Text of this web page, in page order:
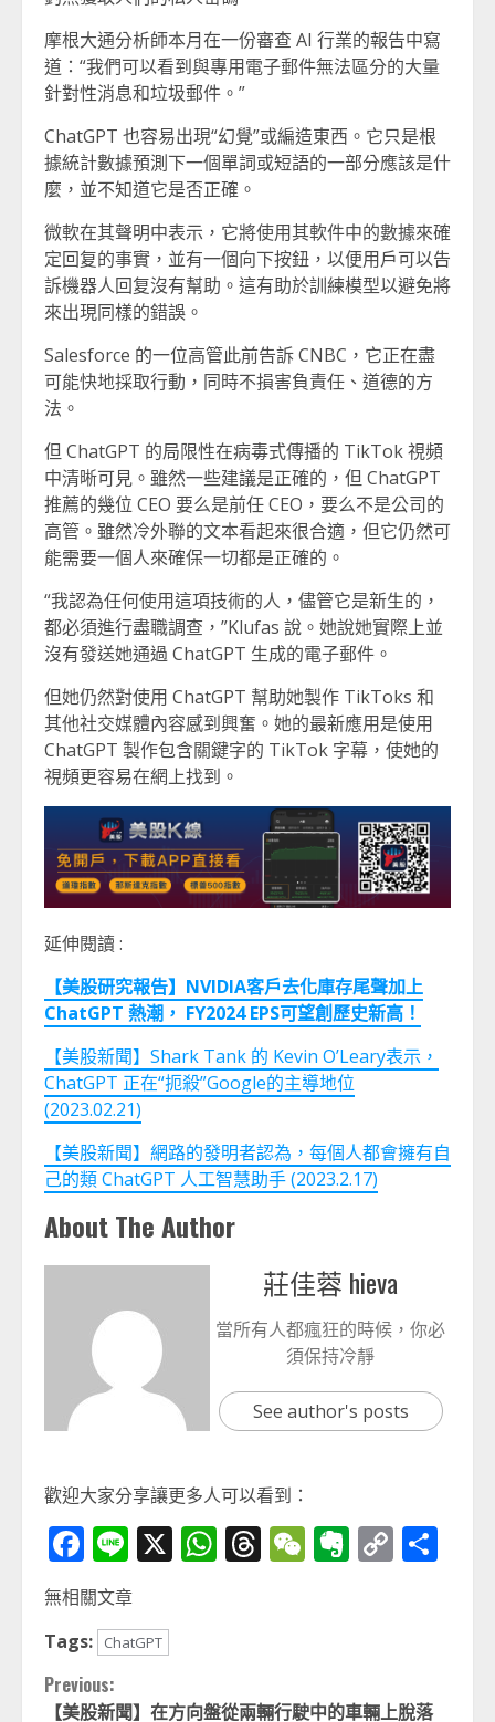
摩根大通分析師本月在一份審查 AI 行業的報告中寫
道：“我們可以看到與專用電子郵件無法區分的大量
針對性消息和垃圾郵件。”
ChatGPT 也容易出現“幻覺”或編造東西。它只是根
據統計數據預測下一個單詞或短語的一部分應該是什
麼，並不知道它是否正確。
微軟在其聲明中表示，它將使用其軟件中的數據來確
定回复的事實，並有一個向下按鈕，以便用戶可以告
訴機器人回复沒有幫助。這有助於訓練模型以避免將
來出現同樣的錯誤。
Salesforce 的一位高管此前告訴 CNBC，它正在盡
可能快地採取行動，同時不損害負責任、道德的方
法。
但 ChatGPT 的局限性在病毒式傳播的 TikTok 視頻
中清晰可見。雖然一些建議是正確的，但 ChatGPT
推薦的幾位 CEO 要么是前任 CEO，要么不是公司的
高管。雖然冷外聯的文本看起來很合適，但它仍然可
能需要一個人來確保一切都是正確的。
“我認為任何使用這項技術的人，儘管它是新生的，
都必須進行盡職調查，”Klufas 說。她說她實際上並
沒有發送她通過 ChatGPT 生成的電子郵件。
但她仍然對使用 ChatGPT 幫助她製作 TikToks 和
其他社交媒體內容感到興奮。她的最新應用是使用
ChatGPT 製作包含關鍵字的 TikTok 字幕，使她的
視頻更容易在網上找到。
延伸閱讀 :
【美股研究報告】NVIDIA客戶去化庫存尾聲加上
ChatGPT 熱潮， FY2024 EPS可望創歷史新高！
【美股新聞】Shark Tank 的 Kevin O’Leary表示，
ChatGPT 正在“扼殺”Google的主導地位
(2023.02.21)
【美股新聞】網路的發明者認為，每個人都會擁有自
己的類 ChatGPT 人工智慧助手 (2023.2.17)
About The Author
莊佳蓉 hieva
當所有人都瘋狂的時候，你必
須保持冷靜
See author's posts
歡迎大家分享讓更多人可以看到：
Facebook
Line
X WhatsApp
Threads
WeChat
Evernote
Copy
無相關文章
Tags:
ChatGPT
Continue
Previous:
【美股新聞】在方向盤從兩輛行駛中的車輛上脫落